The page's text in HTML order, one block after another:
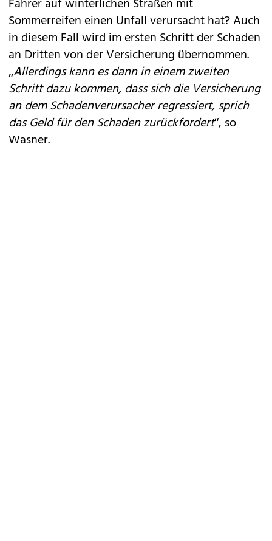
Fahrer auf winterlichen Straßen mit
Sommerreifen einen Unfall verursacht hat? Auch
in diesem Fall wird im ersten Schritt der Schaden
an Dritten von der Versicherung übernommen.
„Allerdings kann es dann in einem zweiten
Schritt dazu kommen, dass sich die Versicherung
an dem Schadenverursacher regressiert, sprich
das Geld für den Schaden zurückfordert“, so
Wasner.